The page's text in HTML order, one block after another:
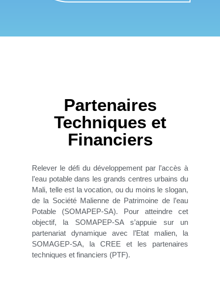
Partenaires
Techniques et
Financiers
Relever le défi du développement par l’accès à
l’eau potable dans les grands centres urbains du
Mali, telle est la vocation, ou du moins le slogan,
de la Société Malienne de Patrimoine de l’eau
Potable (SOMAPEP-SA). Pour atteindre cet
objectif, la SOMAPEP-SA s’appuie sur un
partenariat dynamique avec l’Etat malien, la
SOMAGEP-SA, la CREE et les partenaires
techniques et financiers (PTF).